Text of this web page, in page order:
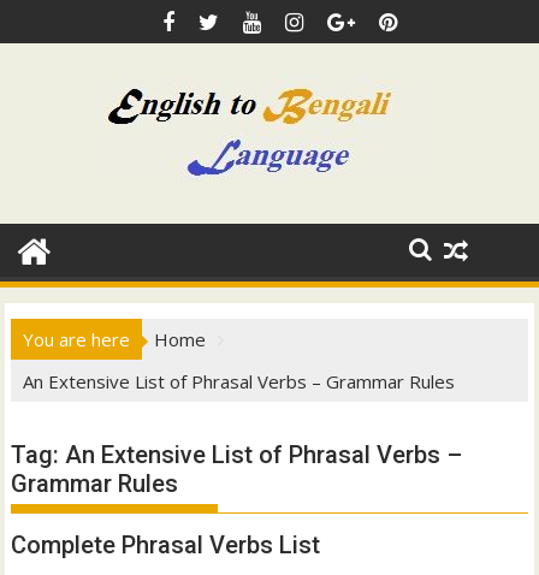
to
You are here
Home
An Extensive List of Phrasal Verbs – Grammar Rules
Tag:An Extensive List of Phrasal Verbs –
Grammar Rules
Complete Phrasal Verbs List